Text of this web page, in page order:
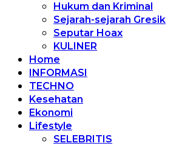
Hukum dan Kriminal
Sejarah-sejarah Gresik
Seputar Hoax
KULINER
Home
INFORMASI
TECHNO
Kesehatan
Ekonomi
Lifestyle
SELEBRITIS